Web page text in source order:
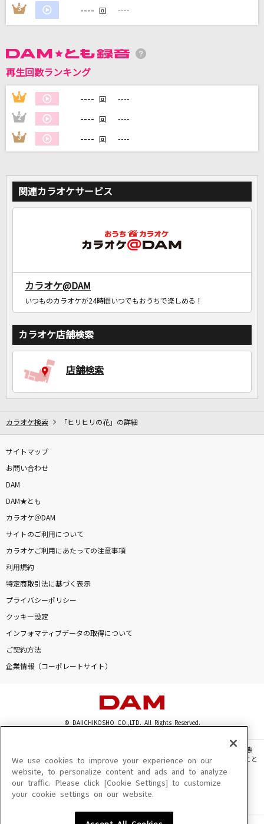
カラオケをもっと楽しもう！
自宅でカラオケ歌い放題！
家族や友達と一緒に！練習にも！
3 ---- 回 ----
再生回数ランキング
1 ---- 回 ----
2 ---- 回 ----
3 ---- 回 ----
関連カラオケサービス
カラオケ@DAM
いつものカラオケが24時間いつでもおうちで楽しめる！
カラオケ店舗検索
店舗検索
カラオケ検索 「ヒリヒリの花」の詳細
サイトマップ
お問い合わせ
DAM
DAM★とも
カラオケ＠DAM
サイトのご利用について
カラオケご利用にあたっての注意事項
利用規約
特定商取引法に基づく表示
プライバシーポリシー
クッキー設定
インフォマティブデータの取得について
ご契約方法
企業情報（コーポレートサイト）
© DAIICHIKOSHO CO.,LTD. All Rights Reserved.
このサイトに掲載されている一切の文章・画像・写真・動画・音声等を、手段や形態
を問わず、著作権法の定める範囲を超えて無断で複製、転載、ファイル化などすること
を禁じます。
楽曲及びコンテンツは、機種によりご利用いただけない場合があります。
楽曲及びコンテンツの配信日、配信内容が変更になる場合があります。
We use cookies to improve your experience on our
website, to personalize content and ads and to analyze
our traffic. Please click [Cookie Settings] to customize
your cookie settings on our website.